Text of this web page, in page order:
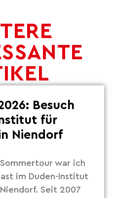
Besuch
für
Niendorf
war ich
im Duden-Institut
Seit 2007